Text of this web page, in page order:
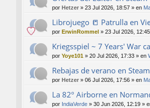
por Hetzer » 23 Jul 2026, 18:57 » en
Librojuego 📒 Patrulla en
por ErwinRommel » 23 Jul 2026, 12:45
Kriegsspiel ~ 7 Years' War
por Yoye101 » 20 Jul 2026, 17:33 » en
Rebajas de verano en Steam
por Hetzer » 06 Jul 2026, 17:56 » en
La 82º Airborne en
por IndiaVerde » 30 Jun 2026, 12:19 »